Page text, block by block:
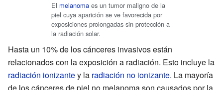
El melanoma es un tumor maligno de la
piel cuya aparición se ve favorecida por
exposiciones prolongadas sin protección a
la radiación solar.
Hasta un 10% de los cánceres invasivos están
relacionados con la exposición a radiación. Esto incluye la
radiación ionizantey la radiación no ionizante. La mayoría